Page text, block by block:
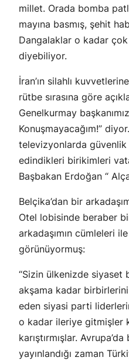
millet. Orada bomba
mayına basmış, şehit
Dangalaklar o kadar
diyebiliyor.
İran’ın silahlı
rütbe sırasına göre
Genelkurmay
Konuşmayacağım!”
televizyonlarda güvenlik
edindikleri birikimleri
Başbakan Erdoğan “
Belçika’dan bir
Otel lobisinde beraber
arkadaşımın cümleleri
görünüyormuş:
“Sizin ülkenizde siyaset
akşama kadar
eden siyasi parti
o kadar ileriye gitmişler
karıştırmışlar.
yayınlandığı zaman